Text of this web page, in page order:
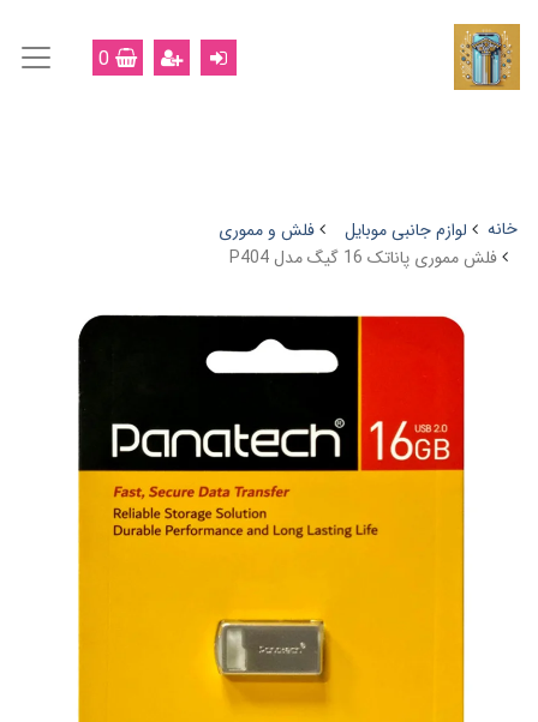
0
خانه لوازم جانبی موبایل
فلش و مموری
فلش مموری پاناتک 16 گیگ مدل P404